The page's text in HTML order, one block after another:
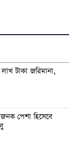
টাকা জরিমানা,
পেশা হিসেবে